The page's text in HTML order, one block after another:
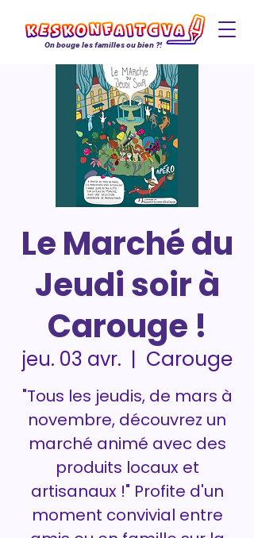
On bouge les familles ou bien ?!
Le Marché du
Jeudi soir à
Carouge !
jeu. 03 avr.
  |
Carouge
"Tous les jeudis, de mars à
novembre, découvrez un
marché animé avec des
produits locaux et
artisanaux !" Profite d'un
moment convivial entre